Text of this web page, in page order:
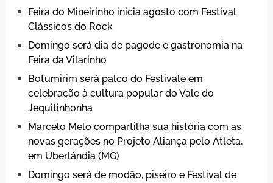
Feira do Mineirinho inicia agosto com Festival
Clássicos do Rock
Domingo será dia de pagode e gastronomia na
Feira da Vilarinho
Botumirim será palco do Festivale em
celebração à cultura popular do Vale do
Jequitinhonha
Marcelo Melo compartilha sua história com as
novas gerações no Projeto Aliança pelo Atleta,
em Uberlândia (MG)
Domingo será de modão, piseiro e Festival de